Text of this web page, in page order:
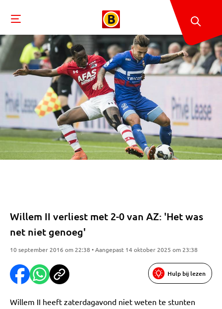
Willem II verliest met 2-0 van AZ: 'Het was
net niet genoeg'
10 september 2016 om 22:38 • Aangepast 14 oktober 2025 om 23:38
Hulp bij lezen
Willem II heeft zaterdagavond niet weten te stunten